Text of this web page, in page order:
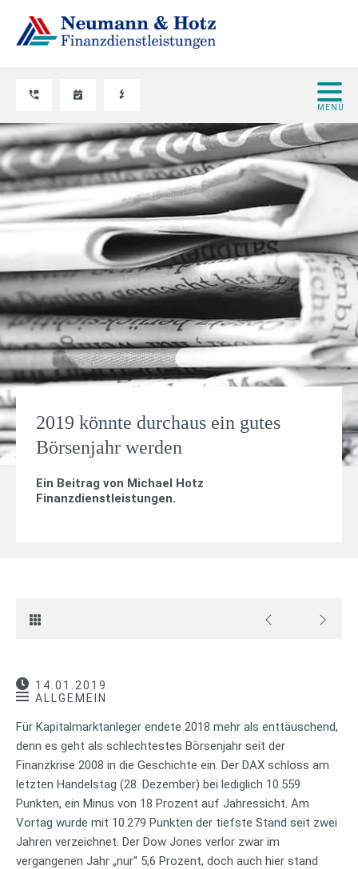
2019 könnte durchaus ein gutes
Börsenjahr werden
Ein Beitrag von Michael Hotz
Finanzdienstleistungen.
14.01.2019
ALLGEMEIN
Für Kapitalmarktanleger endete 2018 mehr als enttäuschend,
denn es geht als schlechtestes Börsenjahr seit der
Finanzkrise 2008 in die Geschichte ein. Der DAX schloss am
letzten Handelstag (28. Dezember) bei lediglich 10.559
Punkten, ein Minus von 18 Prozent auf Jahressicht. Am
Vortag wurde mit 10.279 Punkten der tiefste Stand seit zwei
Jahren verzeichnet. Der Dow Jones verlor zwar im
vergangenen Jahr „nur“ 5,6 Prozent, doch auch hier stand